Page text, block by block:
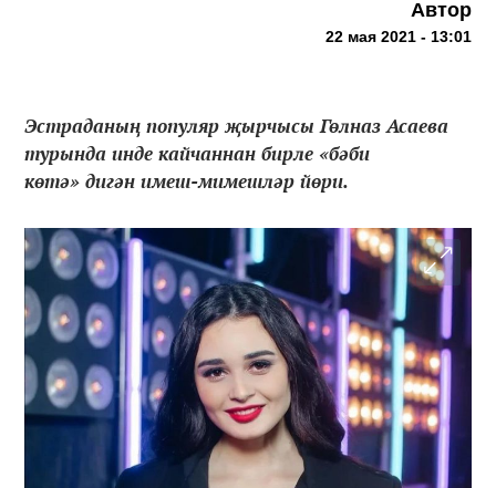
Автор
22 мая 2021 - 13:01
Эстраданың популяр җырчысы Гөлназ Асаева
турында инде кайчаннан бирле «бәби
көтә» дигән имеш-мимешләр йөри.